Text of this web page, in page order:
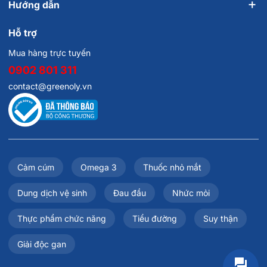
sản phẩm tùy thuộc cơ địa của từng người. Những bạn
bệnh tim, huyết áp, hay phụ nữ có thai hoặc đang cho
con bú nên tư vấn ý kiến bác sĩ trước khi sử dụng.
Hướng dẫn
Hỗ trợ
Mua hàng trực tuyến
0902 801 311
contact@greenoly.vn
Cảm cúm Omega 3 Thuốc nhỏ mắt
Dung dịch vệ sinh Đau đầu Nhức mỏi
Thực phẩm chức năng Tiểu đường Suy thận
Giải độc gan